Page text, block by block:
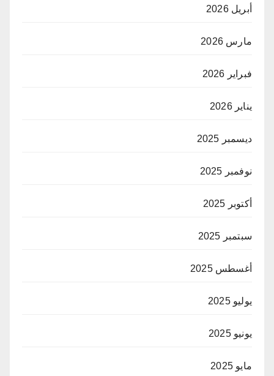
أبريل 2026
مارس 2026
فبراير 2026
يناير 2026
ديسمبر 2025
نوفمبر 2025
أكتوبر 2025
سبتمبر 2025
أغسطس 2025
يوليو 2025
يونيو 2025
مايو 2025